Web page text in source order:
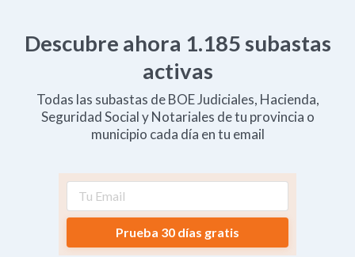
Descubre ahora 1.185 subastas
activas
Todas las subastas de BOE Judiciales, Hacienda,
Seguridad Social y Notariales de tu provincia o
municipio cada día en tu email
Prueba 30 días gratis